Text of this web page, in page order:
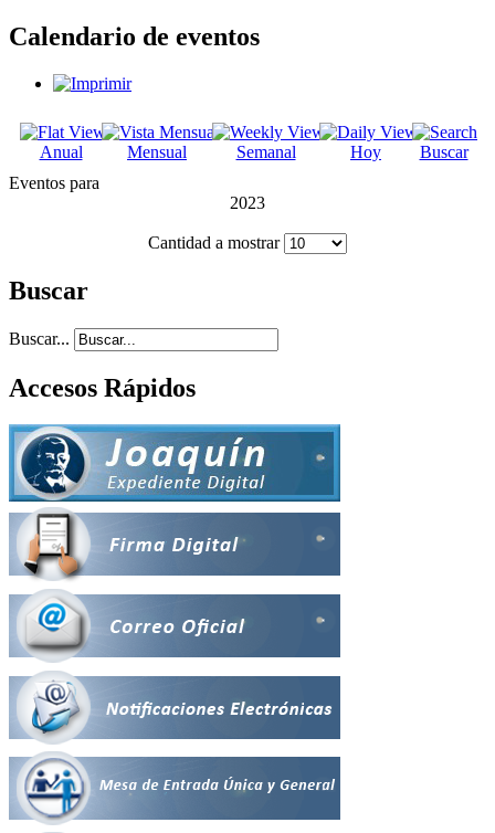
Calendario de eventos
Anual Mensual Semanal Hoy
Buscar
Eventos para
2023
Cantidad a mostrar
Buscar
Buscar...
Accesos Rápidos